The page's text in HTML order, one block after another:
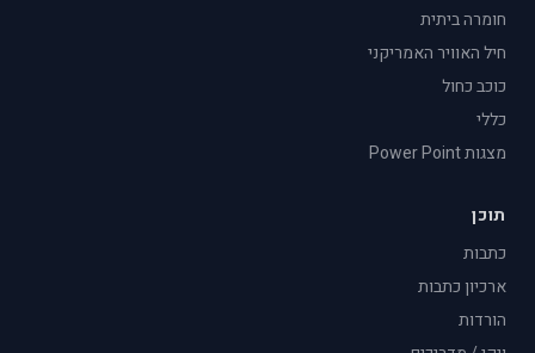
חומרה ביתית
חיל האוויר האמריקני
כוכב כחול
כללי
מצגות Power Point
תוכן
כתבות
ארכיון כתבות
הורדות